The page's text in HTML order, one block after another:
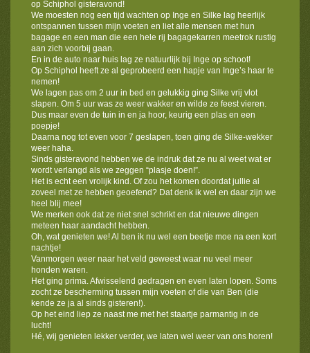
op Schiphol gisteravond!
We moesten nog een tijd wachten op Inge en Silke lag heerlijk
ontspannen tussen mijn voeten en liet alle mensen met hun
bagage en een man die een hele rij bagagekarren meetrok rustig
aan zich voorbij gaan.
En in de auto naar huis lag ze natuurlijk bij Inge op schoot!
Op Schiphol heeft ze al geprobeerd een hapje van Inge’s haar te
nemen!
We lagen pas om 2 uur in bed en gelukkig ging Silke vrij vlot
slapen. Om 5 uur was ze weer wakker en wilde ze feest vieren.
Dus maar even de tuin in en ja hoor, keurig een plas en een
poepje!
Daarna nog tot even voor 7 geslapen, toen ging de Silke-wekker
weer haha.
Sinds gisteravond hebben we de indruk dat ze nu al weet wat er
wordt verlangd als we zeggen “plasje doen!”.
Het is echt een vrolijk kind. Of zou het komen doordat jullie al
zoveel met ze hebben geoefend? Dat denk ik wel en daar zijn we
heel blij mee!
We merken ook dat ze niet snel schrikt en dat nieuwe dingen
meteen haar aandacht hebben.
Oh, wat genieten we! Al ben ik nu wel een beetje moe na een kort
nachtje!
Vanmorgen weer naar het veld geweest waar nu veel meer
honden waren.
Het ging prima. Afwisselend gedragen en even laten lopen. Soms
zocht ze bescherming tussen mijn voeten of die van Ben (die
kende ze ja al sinds gisteren!).
Op het eind liep ze naast me met het staartje parmantig in de
lucht!
Hé, wij genieten lekker verder, we laten wel weer van ons horen!